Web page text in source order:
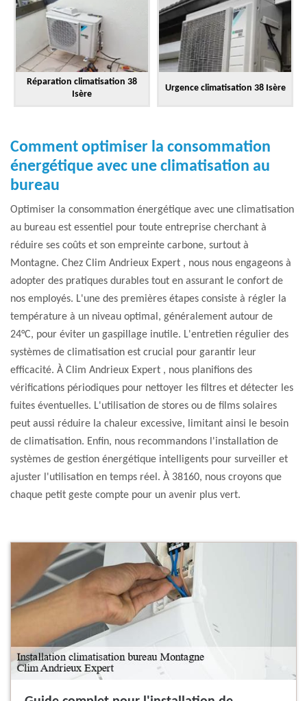
Réparation climatisation 38
Isère
Urgence climatisation 38 Isère
Comment optimiser la consommation
énergétique avec une climatisation au
bureau
Optimiser la consommation énergétique avec une climatisation
au bureau est essentiel pour toute entreprise cherchant à
réduire ses coûts et son empreinte carbone, surtout à
Montagne. Chez Clim Andrieux Expert , nous nous engageons à
adopter des pratiques durables tout en assurant le confort de
nos employés. L'une des premières étapes consiste à régler la
température à un niveau optimal, généralement autour de
24°C, pour éviter un gaspillage inutile. L'entretien régulier des
systèmes de climatisation est crucial pour garantir leur
efficacité. À Clim Andrieux Expert , nous planifions des
vérifications périodiques pour nettoyer les filtres et détecter les
fuites éventuelles. L'utilisation de stores ou de films solaires
peut aussi réduire la chaleur excessive, limitant ainsi le besoin
de climatisation. Enfin, nous recommandons l'installation de
systèmes de gestion énergétique intelligents pour surveiller et
ajuster l'utilisation en temps réel. À 38160, nous croyons que
chaque petit geste compte pour un avenir plus vert.